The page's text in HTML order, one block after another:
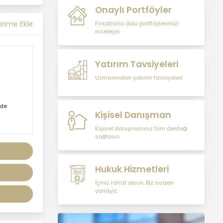
Ekle
müşterilerimiz, şirket
hissedarlarımız,
ziyaretçilerimiz ve
olmak üzer kişisel verileri
şirketimiz tarafından
işlenen kişilerin
bilgilendirilerek
şeffaflığın sağlanması
KİŞİSEL VERİLERİN
İŞLENMESİ İLKELERİ
KVKK’ya uyumluluğun
sağlanması için
MASTERTURK
FRANCHİSİNG
PAZARLAMA A.Ş.
tarafından kişisel veriler
Onaylı Portföyler
Fırsatlarla dolu portföylerimizi
inceleyin
Yatırım Tavsiyeleri
Uzmanından yatırım tavsiyeleri
Kişisel Danışman
Kişisel danışmanınız tüm desteği
sağlasın.
Hukuk Hizmetleri
İçiniz rahat olsun. Biz sizden
yanayız.